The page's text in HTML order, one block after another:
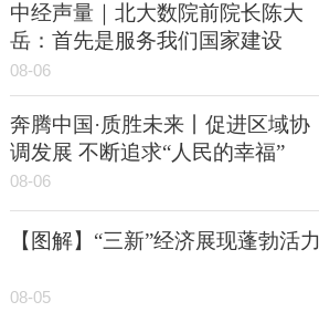
中经声量｜北大数院前院长陈大
岳：首先是服务我们国家建设
08-06
奔腾中国·质胜未来丨促进区域协
调发展 不断追求“人民的幸福”
08-06
【图解】“三新”经济展现蓬勃活力
08-05